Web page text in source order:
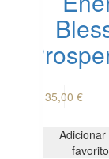
35,00€
Adicionar